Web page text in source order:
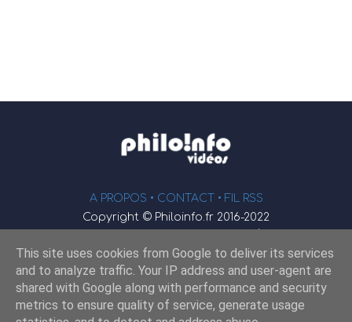
A PROPOS • CONTACT • FIL RSS
Copyright © Philoinfo.fr 2016-2022
φ
Webmaster : JEND
Retrouvez-nous sur
This site uses cookies from Google to deliver its services
and to analyze traffic. Your IP address and user-agent are
shared with Google along with performance and security
metrics to ensure quality of service, generate usage